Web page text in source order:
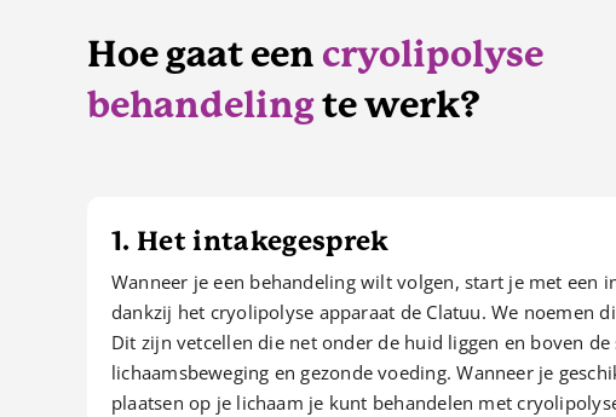
Hoe gaat een cryolipolyse
behandelingte werk?
1. Het intakegesprek
Wanneer je een behandeling wilt volgen, start je met een
dankzij het cryolipolyse apparaat de Clatuu. We noemen
Dit zijn vetcellen die net onder de huid liggen en boven
lichaamsbeweging en gezonde voeding. Wanneer je
plaatsen op je lichaam je kunt behandelen met